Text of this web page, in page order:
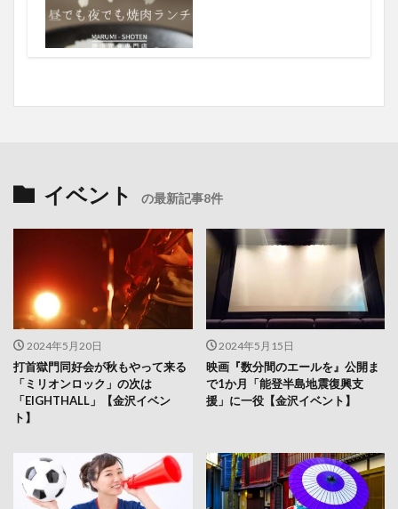
イベント の最新記事8件
2024年5月20日
打首獄門同好会が秋もやって来る
「ミリオンロック」の次は
「EIGHTHALL」【金沢イベン
ト】
2024年5月15日
映画『数分間のエールを』公開ま
で1か月「能登半島地震復興支
援」に一役【金沢イベント】